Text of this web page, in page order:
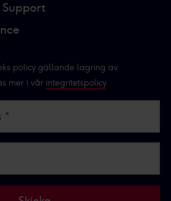
Support
policy gällande lagring av
mer i vår integritetspolicy.
*